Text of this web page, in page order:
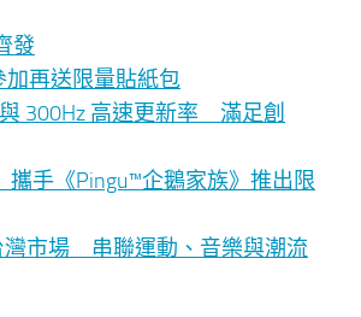
發
再送限量貼紙包
300Hz 高速更新率 滿足創
手《Pingu™企鵝家族》推出限
灣市場 串聯運動、音樂與潮流